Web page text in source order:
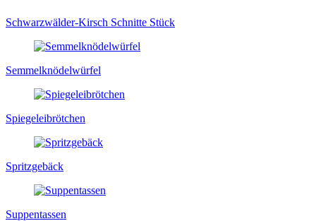
Schwarzwälder-Kirsch Schnitte Stück
Semmelknödelwürfel
Spiegeleibrötchen
Spritzgebäck
Suppentassen